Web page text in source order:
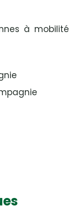
à mobilité